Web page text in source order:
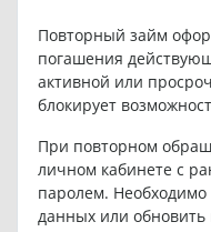
Повторный займ
погашения
активной или
блокирует
При повторном
личном кабинете с
паролем. Необходимо
данных или